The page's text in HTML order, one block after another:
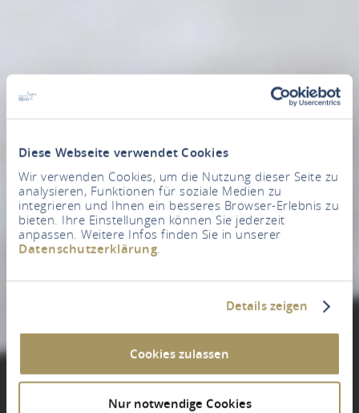
Diese Webseite verwendet Cookies
Wir verwenden Cookies, um die Nutzung dieser Seite zu
analysieren, Funktionen für soziale Medien zu
integrieren und Ihnen ein besseres Browser-Erlebnis zu
bieten. Ihre Einstellungen können Sie jederzeit
anpassen. Weitere Infos finden Sie in unserer
Datenschutzerklärung.
Details zeigen
Cookies zulassen
Nur notwendige Cookies